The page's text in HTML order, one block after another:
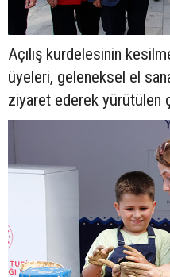
Açılış kurdelesinin
üyeleri, geleneksel el
ziyaret ederek yürütülen